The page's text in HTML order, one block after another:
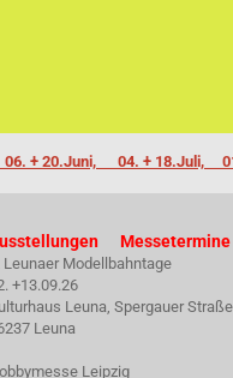
06. + 20.Juni, 04. + 18.Juli,
Messetermine
Leunaer Modellbahntage
+13.09.26
Leuna, Spergauer
Leuna
Leipzig